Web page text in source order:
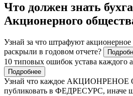
Что должен знать
Акционерного
Узнай за что штрафуют
раскрыли в годовом отчете?
10 типовых ошибок устава каждого
Подробнее
Узнай что каждое АКЦИОНРЕНОЕ
публиковать в ФЕДРЕСУРС, иначе